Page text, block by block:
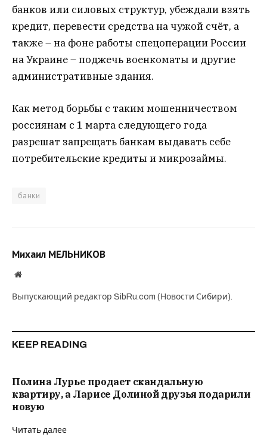
банков или силовых структур, убеждали взять
кредит, перевести средства на чужой счёт, а
также – на фоне работы спецоперации России
на Украине – поджечь военкоматы и другие
административные здания.
Как метод борьбы с таким мошенничеством
россиянам с 1 марта следующего года
разрешат запрещать банкам выдавать себе
потребительские кредиты и микрозаймы.
банки
Михаил МЕЛЬНИКОВ
Website
Выпускающий редактор SibRu.com (Новости Сибири).
KEEP READING
Полина Лурье продает скандальную
квартиру, а Ларисе Долиной друзья подарили
новую
Читать далее